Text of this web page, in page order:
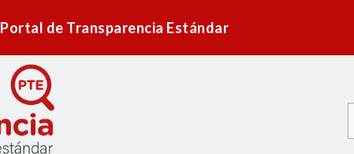
Portal de Transparencia Estándar